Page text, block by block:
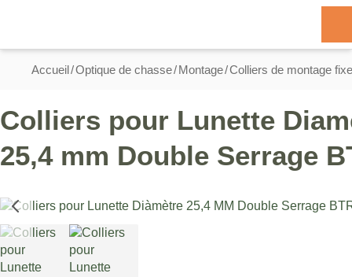
Rechercher
Accueil Optique de chasse Montage Colliers de montage fixe
Colliers pour Lunette
25,4 mm Double Serrage